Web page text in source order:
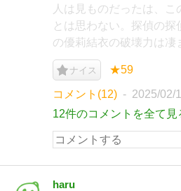
人は見ものだったは、
とは思わない。探偵の
の優莉結衣の破壊力は
ナイス ★59
コメント(12)
2025/02/
12件のコメントを全て見
haru